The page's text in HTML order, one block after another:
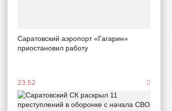
Саратовский аэропорт «Гагарин»
приостановил работу
23:52